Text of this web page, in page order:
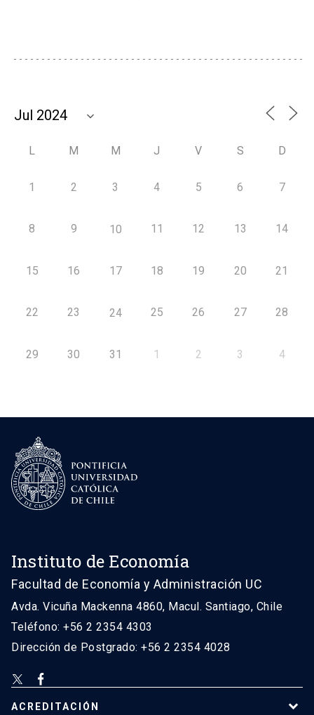
L M M J V S D
1 2 3 4 5 6 7
8 9 10 11 12 13 14
15 16 17 18 19 20 21
22 23 24 25 26 27 28
29 30 31 1 2 3 4
Instituto de Economía
Facultad de Economía y Administración UC
Avda. Vicuña Mackenna 4860, Macul. Santiago, Chile
Teléfono: +56 2 2354 4303
Dirección de Postgrado: +56 2 2354 4028
ACREDITACIÓN